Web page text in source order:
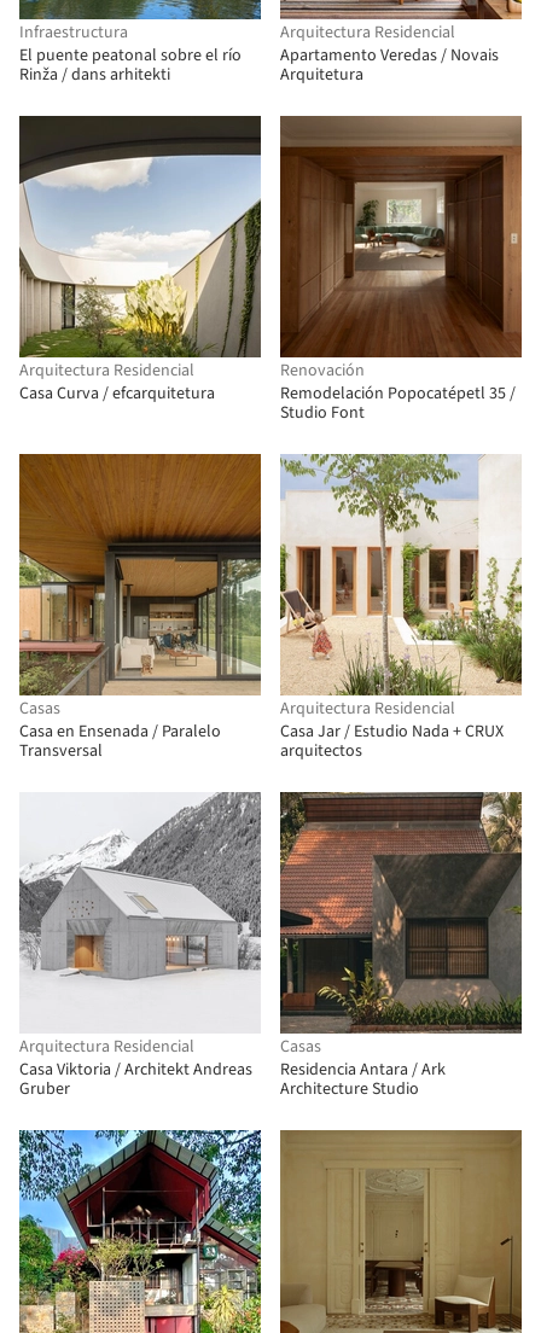
Infraestructura
El puente peatonal sobre el río
Rinža / dans arhitekti
Arquitectura Residencial
Apartamento Veredas / Novais
Arquitetura
Arquitectura Residencial
Casa Curva / efcarquitetura
Renovación
Remodelación Popocatépetl 35 /
Studio Font
Casas
Casa en Ensenada / Paralelo
Transversal
Arquitectura Residencial
Casa Jar / Estudio Nada + CRUX
arquitectos
Arquitectura Residencial
Casa Viktoria / Architekt Andreas
Gruber
Casas
Residencia Antara / Ark
Architecture Studio